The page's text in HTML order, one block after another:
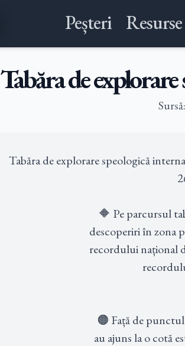
Peșteri Resurse
Tabăra de
Tabăra de explorare speologică
🔶 Pe parcursul
descoperiri în zona
recordului național
🟠 Față de
au ajuns la o cotă